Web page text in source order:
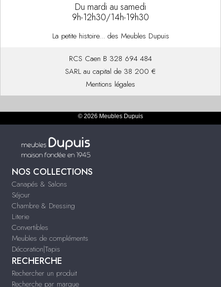
Du mardi au samedi
9h-12h30/14h-19h30
La petite histoire... des Meubles Dupuis
RCS Caen B 328 694 484
SARL au capital de 38 200 €
Mentions légales
© 2026 Meubles Dupuis
NOS COLLECTIONS
Canapés & Salons
Séjour
Chambre & Dressing
Literie
Convertibles
Meubles de compléments
Décoration|Tapis
RECHERCHE
Rechercher un produit
Recherche par marque